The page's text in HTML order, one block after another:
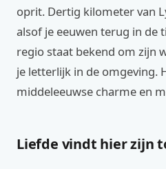
oprit. Dertig kilometer van
alsof je eeuwen terug in de
regio staat bekend om zijn
je letterlijk in de omgeving.
middeleeuwse charme en
Liefde vindt hier zijn